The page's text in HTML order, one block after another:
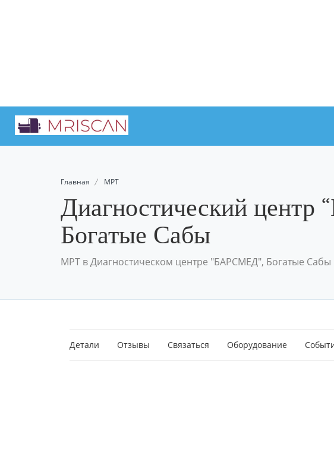
Главная МРТ
Диагностический
Богатые Сабы
МРТ в Диагностическом центре "БАРСМЕД", Богатые Сабы
Детали Отзывы Связаться Оборудование